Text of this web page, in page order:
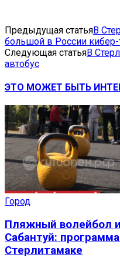
Предыдущая статьяВ
большой в России кибер-
Следующая статьяВ
автобус
ЭТО МОЖЕТ БЫТЬ
Город
Пляжный волейбол
Сабантуй:
Стерлитамаке